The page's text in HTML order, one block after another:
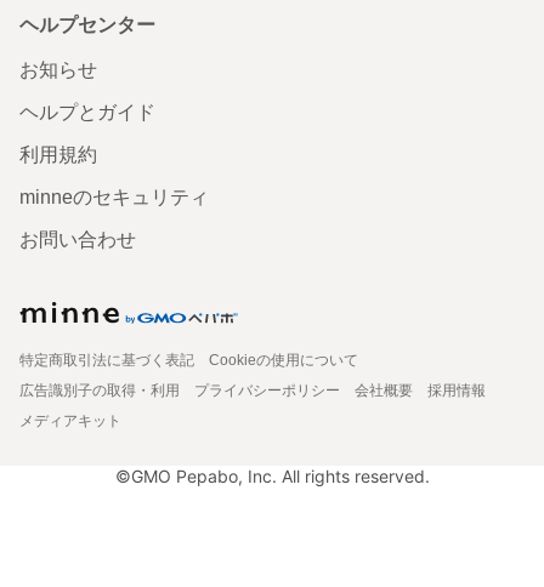
ヘルプセンター
お知らせ
ヘルプとガイド
利用規約
minneのセキュリティ
お問い合わせ
特定商取引法に基づく表記
Cookieの使用について
広告識別子の取得・利用
プライバシーポリシー 会社概要
採用情報
メディアキット
©GMO Pepabo, Inc. All rights reserved.